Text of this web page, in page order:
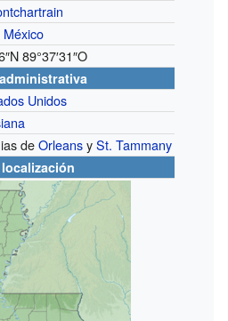
89°37′31″O
Unidos
deOrleansySt. Tammany